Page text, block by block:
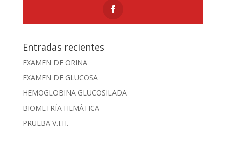
Entradas recientes
EXAMEN DE ORINA
EXAMEN DE GLUCOSA
HEMOGLOBINA GLUCOSILADA
BIOMETRÍA HEMÁTICA
PRUEBA V.I.H.